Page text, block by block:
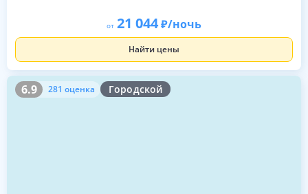
от 21 044 /ночь
Найти цены
6.9 281 оценка Городской
6.9 281 оценка